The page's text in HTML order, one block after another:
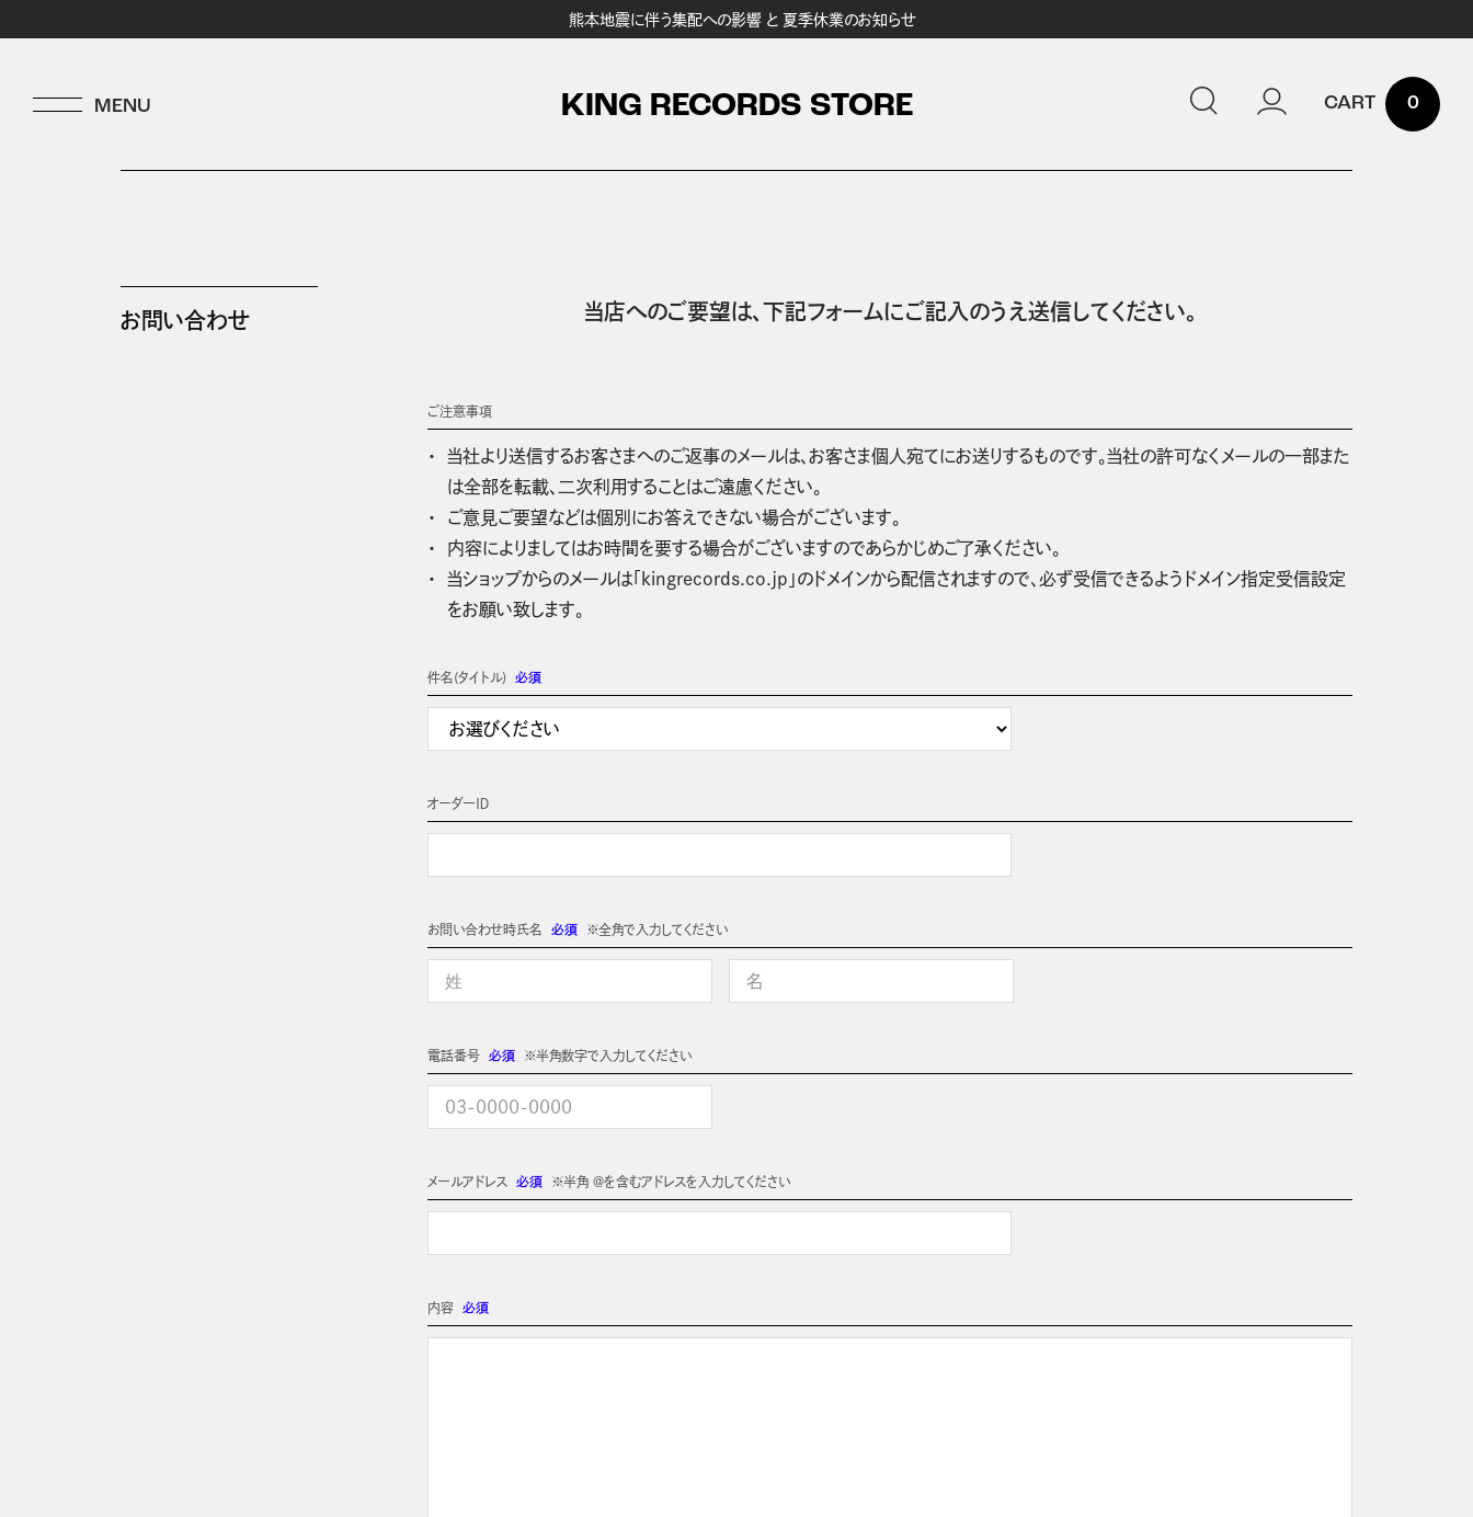
熊本地震に伴う集配への影響 と 夏季休業のお知らせ
KING RECORDS STORE 0
お問い合わせ 当店へのご要望は、 下記フォームにご記入のうえ送信してください。
ご注意事項
当社より送信するお客さまへのご返事のメールは、お客さま個人宛てにお送りするものです。当社の許可なくメールの一部また
は全部を転載、二次利用することはご遠慮ください。
ご意見ご要望などは個別にお答えできない場合がございます。
内容によりましてはお時間を要する場合がございますのであらかじめご了承ください。
当ショップからのメールは「kingrecords.co.jp」のドメインから配信されますので、必ず受信できるようドメイン指定受信設定
をお願い致します。
件名(タイトル) 必須
オーダーＩＤ
お問い合わせ時氏名 必須 ※全角で入力してください
電話番号 必須 ※半角数字で入力してください
メールアドレス 必須 ※半角 @を含むアドレスを入力してください
内容 必須